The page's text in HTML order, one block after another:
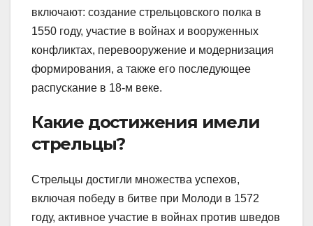
включают: создание стрельцовского полка в
1550 году, участие в войнах и вооруженных
конфликтах, перевооружение и модернизация
формирования, а также его последующее
распускание в 18-м веке.
Какие достижения имели
стрельцы?
Стрельцы достигли множества успехов,
включая победу в битве при Молоди в 1572
году, активное участие в войнах против шведов